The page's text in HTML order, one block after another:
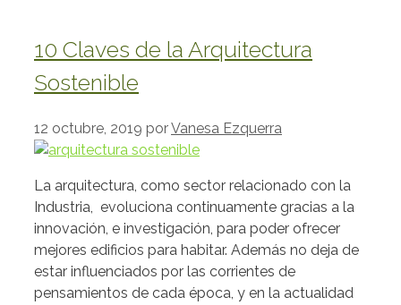
10 Claves de la Arquitectura
Sostenible
12 octubre, 2019 porVanesa Ezquerra
La arquitectura, como sector relacionado con la
Industria, evoluciona continuamente gracias a la
innovación, e investigación, para poder ofrecer
mejores edificios para habitar. Además no deja de
estar influenciados por las corrientes de
pensamientos de cada época, y en la actualidad